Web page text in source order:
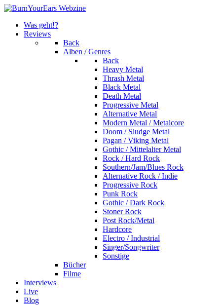
Was geht!?
Reviews
Back
Alben / Genres
Back
Heavy Metal
Thrash Metal
Black Metal
Death Metal
Progressive Metal
Alternative Metal
Modern Metal / Metalcore
Doom / Sludge Metal
Pagan / Viking Metal
Gothic / Mittelalter Metal
Rock / Hard Rock
Southern/Jam/Blues Rock
Alternative Rock / Indie
Progressive Rock
Punk Rock
Gothic / Dark Rock
Stoner Rock
Post Rock/Metal
Hardcore
Electro / Industrial
Singer/Songwriter
Sonstige
Bücher
Filme
Interviews
Live
Blog